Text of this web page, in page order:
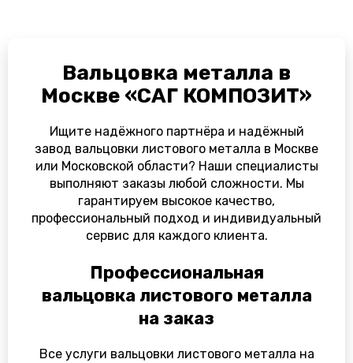
Вальцовка металла в
Москве «САГ КОМПОЗИТ»
Ищите надёжного партнёра и надёжный
завод вальцовки листового металла в Москве
или Московской области? Наши специалисты
выполняют заказы любой сложности. Мы
гарантируем высокое качество,
профессиональный подход и индивидуальный
сервис для каждого клиента.
Профессиональная
вальцовка листового металла
на заказ
Все услуги вальцовки листового металла на